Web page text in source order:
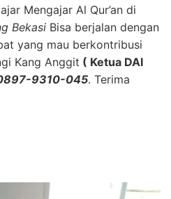
Mengajar Al Qur’an di
Bekasi Bisa berjalan dengan
yang mau berkontribusi
Kang Anggit ( Ketua DAI
9310-045. Terima